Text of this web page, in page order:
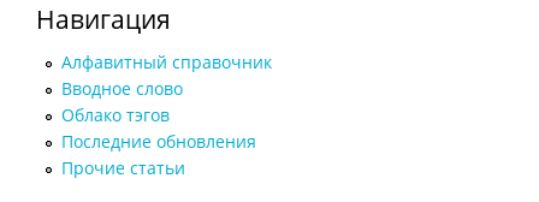
Навигация
Алфавитный справочник
Вводное слово
Облако тэгов
Последние обновления
Прочие статьи